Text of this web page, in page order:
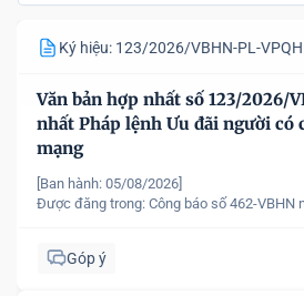
Ký hiệu: 123/2026/VBHN-PL-VPQH
Văn bản hợp nhất số 123/2026/
nhất Pháp lệnh Ưu đãi người có
mạng
[Ban hành: 05/08/2026]
Được đăng trong: Công báo số 462-VBHN
Góp ý